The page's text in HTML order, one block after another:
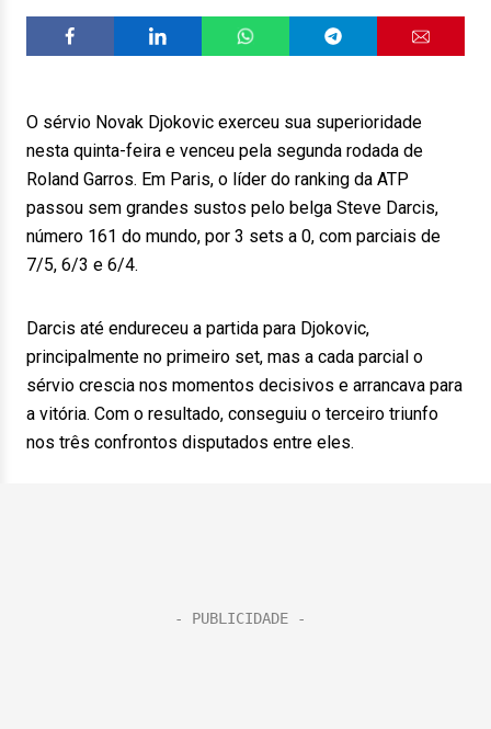
O sérvio Novak Djokovic exerceu sua superioridade
nesta quinta-feira e venceu pela segunda rodada de
Roland Garros. Em Paris, o líder do ranking da ATP
passou sem grandes sustos pelo belga Steve Darcis,
número 161 do mundo, por 3 sets a 0, com parciais de
7/5, 6/3 e 6/4.
Darcis até endureceu a partida para Djokovic,
principalmente no primeiro set, mas a cada parcial o
sérvio crescia nos momentos decisivos e arrancava para
a vitória. Com o resultado, conseguiu o terceiro triunfo
nos três confrontos disputados entre eles.